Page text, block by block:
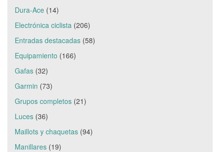
Dura-Ace (14)
Electrónica ciclista (206)
Entradas destacadas (58)
Equipamiento (166)
Gafas (32)
Garmin (73)
Grupos completos (21)
Luces (36)
Maillots y chaquetas (94)
Manillares (19)